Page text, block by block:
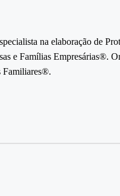
na elaboração de
e Famílias Empresárias®.
Familiares®.